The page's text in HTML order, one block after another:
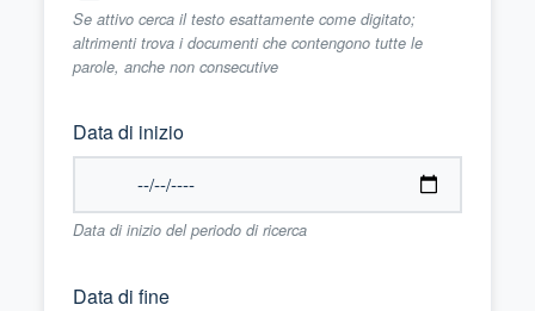
Se attivo cerca il testo esattamente come digitato;
altrimenti trova i documenti che contengono tutte le
parole, anche non consecutive
Data di inizio
Data di inizio del periodo di ricerca
Data di fine